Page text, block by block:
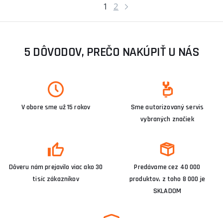
1 2
5 DÔVODOV, PREČO NAKÚPIŤ U NÁS
V obore sme už 15 rokov
Sme autorizovaný servis
vybraných značiek
Dôveru nám prejavilo viac ako 30
tisíc zákazníkov
Predávame cez 40 000
produktov, z toho 8 000 je
SKLADOM